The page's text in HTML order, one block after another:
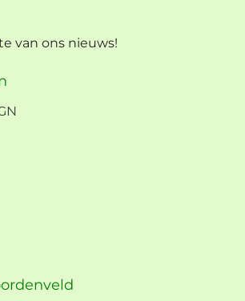
van ons nieuws!